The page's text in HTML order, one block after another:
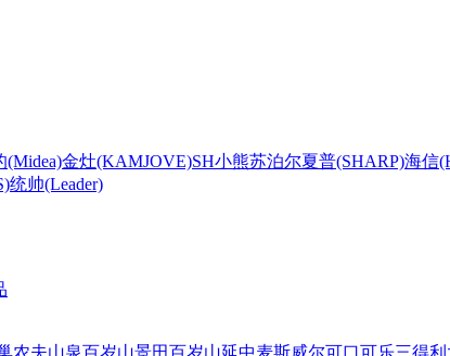
(Midea)金灶(KAMJOVE)SH小熊苏泊尔夏普(SHARP)海信
统帅(Leader)
农夫山泉百岁山景田百岁山延中麦斯威尔可口可乐三得利